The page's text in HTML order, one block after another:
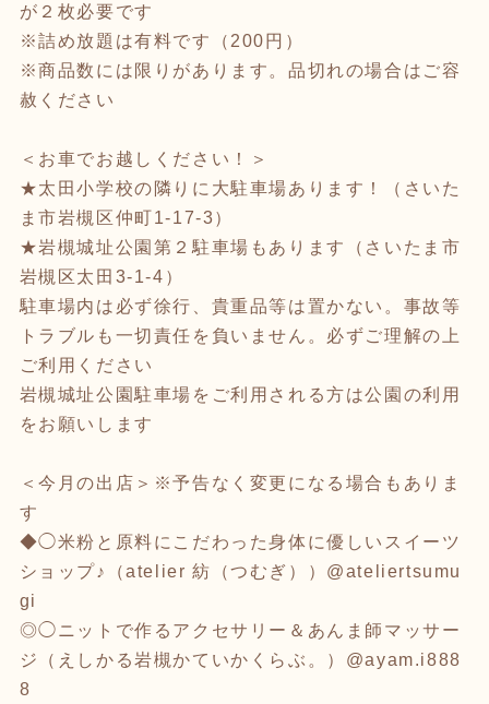
が２枚必要です
※詰め放題は有料です（200円）
※商品数には限りがあります。品切れの場合はご容
赦ください
＜お車でお越しください！＞
★太田小学校の隣りに大駐車場あります！（さいた
ま市岩槻区仲町1-17-3）
★岩槻城址公園第２駐車場もあります（さいたま市
岩槻区太田3-1-4）
駐車場内は必ず徐行、貴重品等は置かない。事故等
トラブルも一切責任を負いません。必ずご理解の上
ご利用ください
岩槻城址公園駐車場をご利用される方は公園の利用
をお願いします
＜今月の出店＞※予告なく変更になる場合もありま
す
◆◯米粉と原料にこだわった身体に優しいスイーツ
ショップ♪（atelier 紡（つむぎ））@ateliertsumu
gi
◎◯ニットで作るアクセサリー＆あんま師マッサー
ジ（えしかる岩槻かていかくらぶ。）@ayam.i888
8